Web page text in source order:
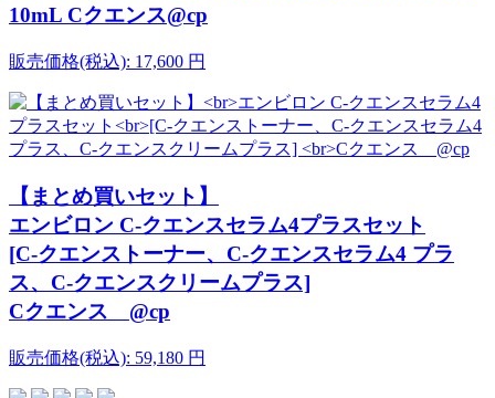
10mL Cクエンス@cp
販売価格(税込): 17,600 円
【まとめ買いセット】
エンビロン C-クエンスセラム4プラスセット
[C-クエンストーナー、C-クエンスセラム4 プラ
ス、C-クエンスクリームプラス]
Cクエンス @cp
販売価格(税込): 59,180 円